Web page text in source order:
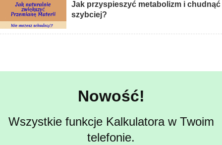
Jak przyspieszyć metabolizm i chudnąć
szybciej?
Nowość!
Wszystkie funkcje Kalkulatora w Twoim
telefonie.